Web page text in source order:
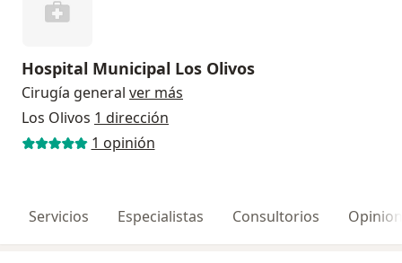
Hospital Municipal Los Olivos
Cirugía general ver más
Los Olivos 1 dirección
1 opinión
Servicios Especialistas Consultorios